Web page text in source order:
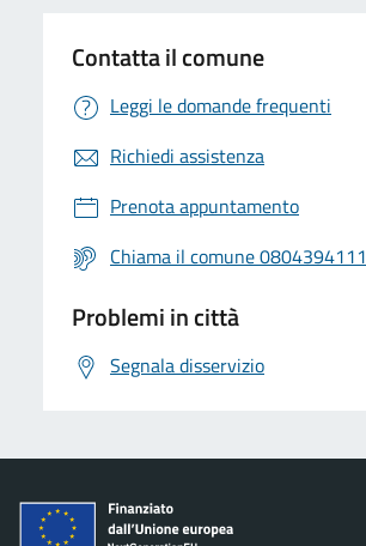
Contatta il comune
Leggi le domande frequenti
Richiedi assistenza
Prenota appuntamento
Chiama il comune 0804394111
Problemi in città
Segnala disservizio